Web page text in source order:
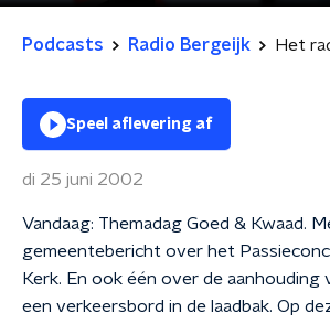
Podcasts Radio Bergeijk
Speel aflevering af
di 25 juni 2002
Vandaag: Themadag Goed & Kwaad.
gemeentebericht over het
Kerk. En ook één over de aanhouding
een verkeersbord in de laadbak. Op